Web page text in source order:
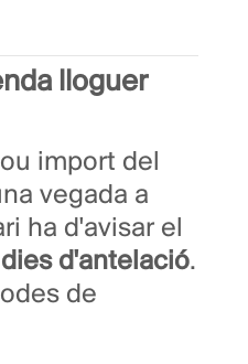
lloguer
import del
vegada a
ha d'avisar el
d'antelació.
de